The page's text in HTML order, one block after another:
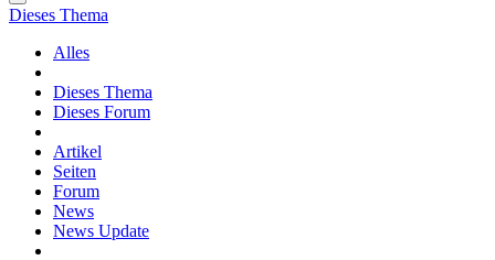
Dieses Thema
Alles
Dieses Thema
Dieses Forum
Artikel
Seiten
Forum
News
News Update